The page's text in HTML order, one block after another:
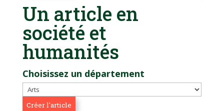
Un article en
société et
humanités
Choisissez un département